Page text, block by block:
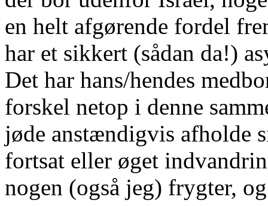
en helt afgørende fordel
har et sikkert (sådan da!)
Det har hans/hendes
forskel netop i denne
jøde anstændigvis afholde
fortsat eller øget
nogen (også jeg) frygter,